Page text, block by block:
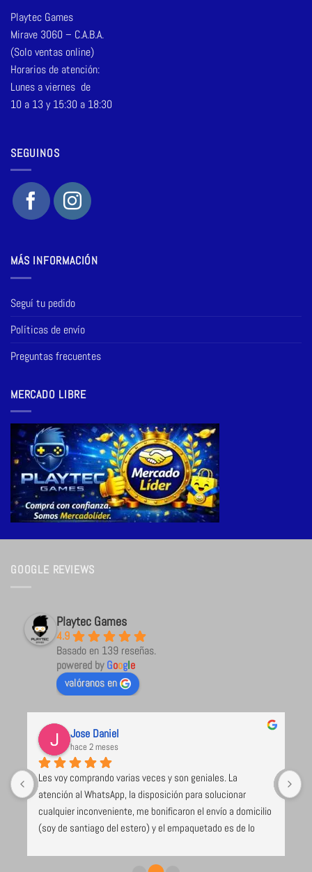
Playtec Games
Mirave 3060 – C.A.B.A.
(Solo ventas online)
Horarios de atención:
Lunes a viernes de
10 a 13 y 15:30 a 18:30
SEGUINOS
MÁS INFORMACIÓN
Seguí tu pedido
Políticas de envío
Preguntas frecuentes
MERCADO LIBRE
GOOGLE REVIEWS
Playtec Games
4.9
Basado en 139 reseñas.
powered byGoogle
valóranos en
Jose Daniel
hace 2 meses
Les voy comprando varias veces y son geniales. La
atención al WhatsApp, la disposición para solucionar
cualquier inconveniente, me bonificaron el envío a domicilio
(soy de santiago del estero) y el empaquetado es de lo